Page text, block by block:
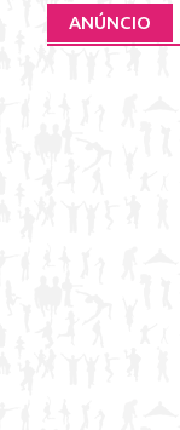
ANÚNCIO